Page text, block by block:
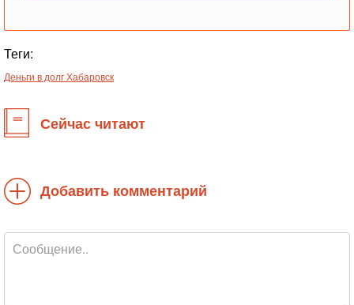
Теги:
Деньги в долг Хабаровск
Сейчас читают
Добавить комментарий